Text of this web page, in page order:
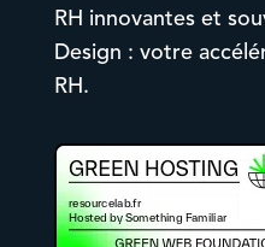
RH innovantes et
Design : votre
RH.